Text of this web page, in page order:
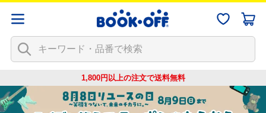
1,800円以上の注文で送料無料